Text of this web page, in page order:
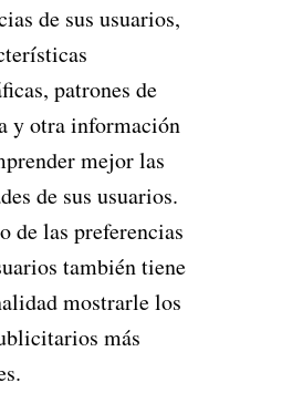
de sus usuarios,
patrones de
y otra información
mejor las
de sus usuarios.
de las preferencias
también tiene
mostrarle los
más